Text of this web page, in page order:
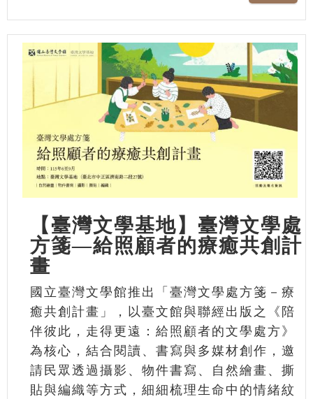
【臺灣文學基地】臺灣文學處
方箋—給照顧者的療癒共創計
畫
國立臺灣文學館推出「臺灣文學處方箋－療
癒共創計畫」，以臺文館與聯經出版之《陪
伴彼此，走得更遠：給照顧者的文學處方》
為核心，結合閱讀、書寫與多媒材創作，邀
請民眾透過攝影、物件書寫、自然繪畫、撕
貼與編織等方式，細細梳理生命中的情緒紋